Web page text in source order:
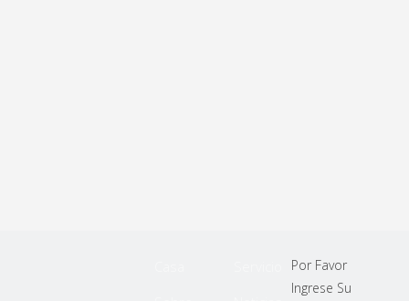
Por Favor
Ingrese Su